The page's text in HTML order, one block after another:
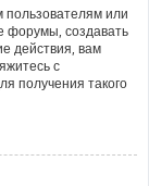
или
форумы, создавать
действия, вам
с
получения такого